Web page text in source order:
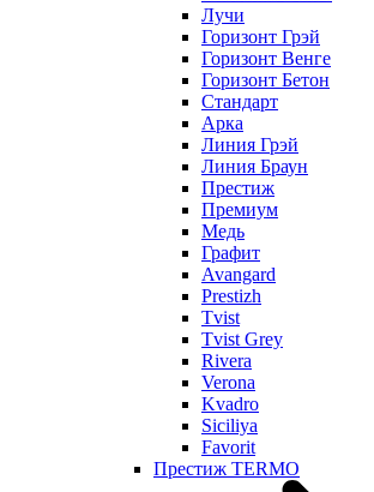
Лучи
Горизонт Грэй
Горизонт Венге
Горизонт Бетон
Стандарт
Арка
Линия Грэй
Линия Браун
Престиж
Премиум
Медь
Графит
Avangard
Prestizh
Tvist
Tvist Grey
Rivera
Verona
Kvadro
Siciliya
Favorit
Престиж TERMO